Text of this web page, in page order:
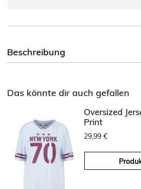
Beschreibung
Das könnte dir auch gefallen
Oversized
Print
29,99 €